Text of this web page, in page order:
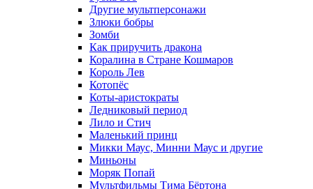
Другие мультперсонажи
Злюки бобры
Зомби
Как приручить дракона
Коралина в Стране Кошмаров
Король Лев
Котопёс
Коты-аристократы
Ледниковый период
Лило и Стич
Маленький принц
Микки Маус, Минни Маус и другие
Миньоны
Моряк Попай
Мультфильмы Тима Бёртона